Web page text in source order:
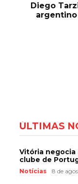
Diego
ÚLTIMAS
Vitória
clube de
Notícias 8 de